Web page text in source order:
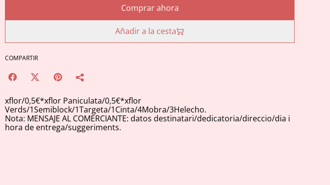
Comprar ahora
Añadir a la cesta
COMPARTIR
xflor/0,5€*xflor Paniculata/0,5€*xflor
Verds/1Semiblock/1Targeta/1Cinta/4Mobra/3Helecho.
Nota: MENSAJE AL COMERCIANTE: datos destinatari/dedicatoria/direccio/dia i
hora de entrega/suggeriments.